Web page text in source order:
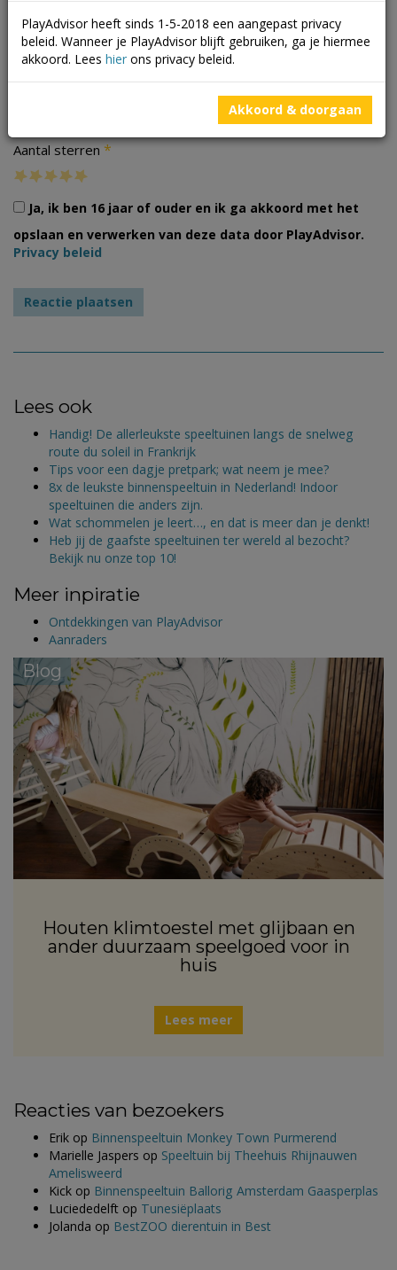
Aantal sterren *
Ja, ik ben 16 jaar of ouder en ik ga akkoord met het
opslaan en verwerken van deze data door PlayAdvisor.
Privacy beleid
Lees ook
Handig! De allerleukste speeltuinen langs de snelweg
route du soleil in Frankrijk
Tips voor een dagje pretpark; wat neem je mee?
8x de leukste binnenspeeltuin in Nederland! Indoor
speeltuinen die anders zijn.
Wat schommelen je leert…, en dat is meer dan je denkt!
Heb jij de gaafste speeltuinen ter wereld al bezocht?
Bekijk nu onze top 10!
Meer inpiratie
Ontdekkingen van PlayAdvisor
Aanraders
Blog
Houten klimtoestel met glijbaan en
ander duurzaam speelgoed voor in
huis
Lees meer
Reacties van bezoekers
Erik op Binnenspeeltuin Monkey Town Purmerend
Marielle Jaspers op Speeltuin bij Theehuis Rhijnauwen
Amelisweerd
Kick op Binnenspeeltuin Ballorig Amsterdam Gaasperplas
Luciededelft op Tunesiëplaats
Jolanda op BestZOO dierentuin in Best
PlayAdvisor heeft sinds 1-5-2018 een aangepast privacy
beleid. Wanneer je PlayAdvisor blijft gebruiken, ga je hiermee
akkoord. Lees hier ons privacy beleid.
Akkoord & doorgaan